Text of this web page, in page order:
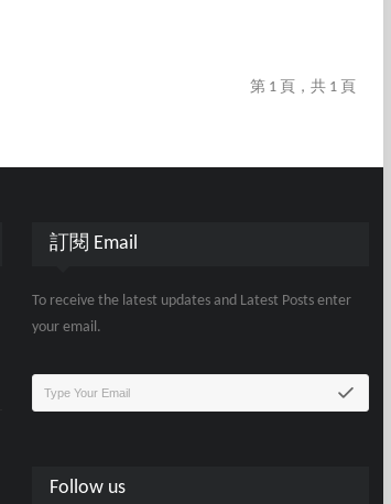
第 1 頁，共 1 頁
訂閱 Email
To receive the latest updates and Latest Posts enter
your email.
Follow us